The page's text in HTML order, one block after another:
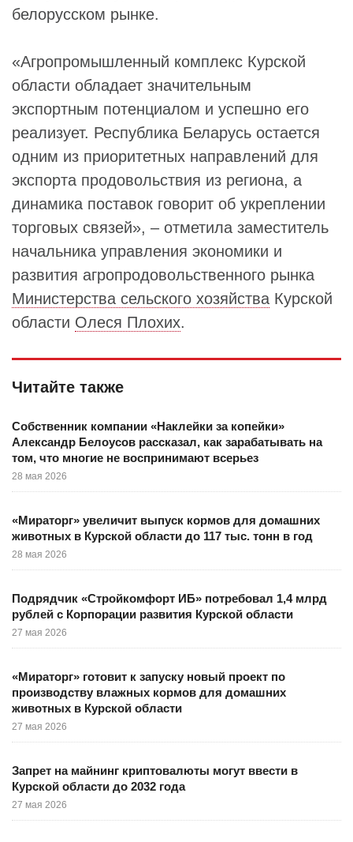
белорусском рынке.
«Агропромышленный комплекс Курской
области обладает значительным
экспортным потенциалом и успешно его
реализует. Республика Беларусь остается
одним из приоритетных направлений для
экспорта продовольствия из региона, а
динамика поставок говорит об укреплении
торговых связей», – отметила заместитель
начальника управления экономики и
развития агропродовольственного рынка
Министерства сельского хозяйства Курской
области Олеся Плохих.
Читайте также
Собственник компании «Наклейки за копейки»
Александр Белоусов рассказал, как зарабатывать на
том, что многие не воспринимают всерьез
28 мая 2026
«Мираторг» увеличит выпуск кормов для домашних
животных в Курской области до 117 тыс. тонн в год
28 мая 2026
Подрядчик «Стройкомфорт ИБ» потребовал 1,4 млрд
рублей с Корпорации развития Курской области
27 мая 2026
«Мираторг» готовит к запуску новый проект по
производству влажных кормов для домашних
животных в Курской области
27 мая 2026
Запрет на майнинг криптовалюты могут ввести в
Курской области до 2032 года
27 мая 2026